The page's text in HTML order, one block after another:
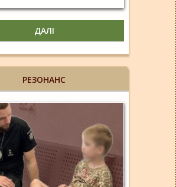
ДАЛІ
РЕЗОНАНС